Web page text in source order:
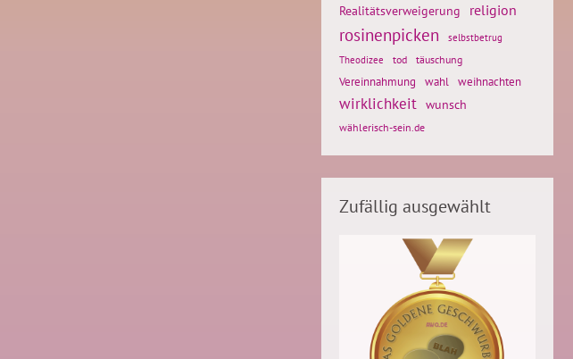
Realitätsverweigerung religion
rosinenpicken
selbstbetrug
Theodizee
tod täuschung
Vereinnahmung wahl weihnachten
wirklichkeit wunsch
wählerisch-sein.de
Zufällig ausgewählt